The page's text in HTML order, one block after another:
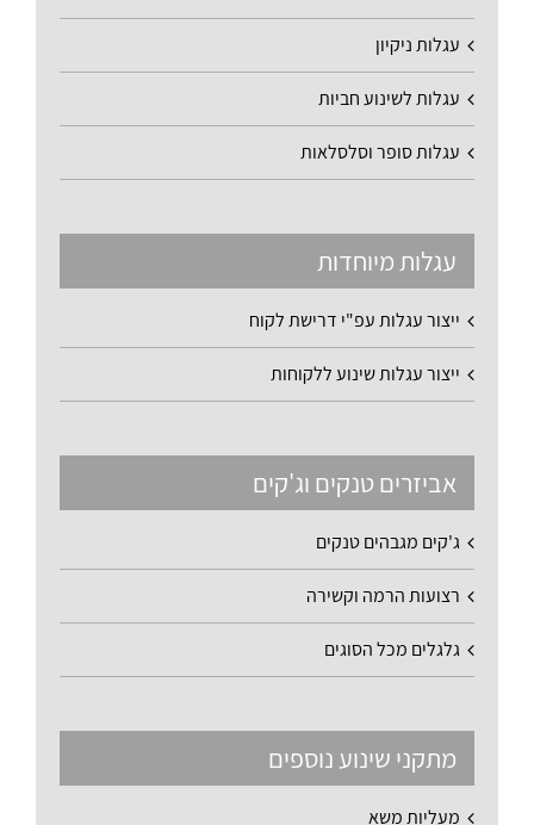
עגלות ניקיון
עגלות לשינוע חביות
עגלות סופר וסלסלאות
עגלות מיוחדות
ייצור עגלות עפ"י דרישת לקוח
ייצור עגלות שינוע ללקוחות
אביזרים טנקים וג'קים
ג'קים מגבהים טנקים
רצועות הרמה וקשירה
גלגלים מכל הסוגים
מתקני שינוע נוספים
מעליות משא